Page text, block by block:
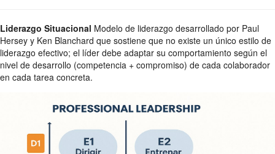
Liderazgo Situacional Modelo de liderazgo desarrollado por Paul
Hersey y Ken Blanchard que sostiene que no existe un único estilo de
liderazgo efectivo; el líder debe adaptar su comportamiento según el
nivel de desarrollo (competencia + compromiso) de cada colaborador
en cada tarea concreta.